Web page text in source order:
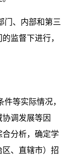
门、内部和第三
监督下进行，
等实际情况，
调发展等因
分析，确定学
、直辖市）招